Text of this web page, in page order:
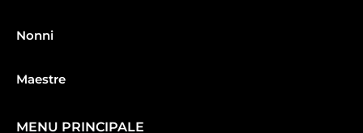
Nonni
Maestre
MENU PRINCIPALE